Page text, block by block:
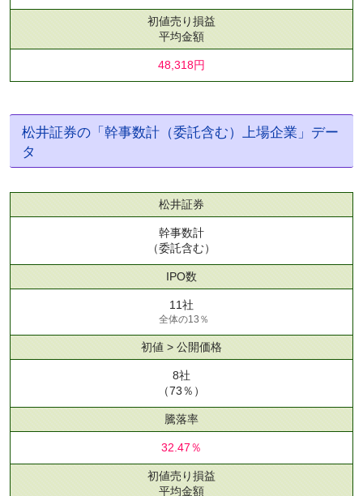
初値売り損益
平均金額
48,318円
松井証券の「幹事数計（委託含む）上場企業」デー
タ
松井証券
幹事数計
（委託含む）
IPO数
11社
全体の13％
初値 > 公開価格
8社
（73％）
騰落率
32.47％
初値売り損益
平均金額